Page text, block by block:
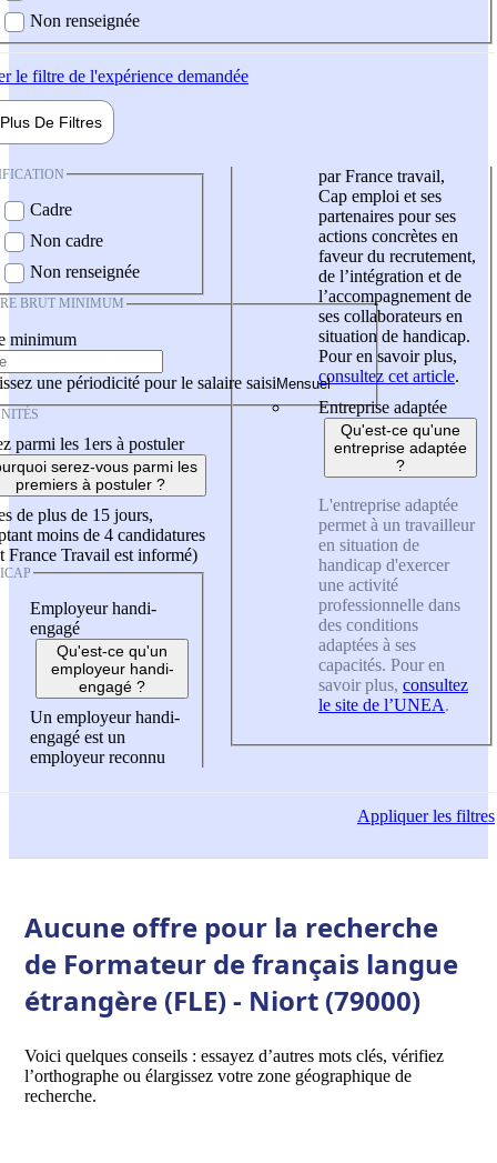
Non renseignée
le filtre de l'expérience demandée
Plus De Filtres
Cadre
Non cadre
Non renseignée
BRUT MINIMUM
minimum
une périodicité pour le salaire saisi
parmi les 1ers à postuler
serez-vous parmi les
premiers à postuler ?
de plus de 15 jours,
moins de 4 candidatures
France Travail est informé)
Employeur handi-
engagé
Qu'est-ce qu'un
employeur handi-
engagé ?
Un employeur handi-
engagé est un
employeur reconnu
par France travail,
Cap emploi et ses
partenaires pour ses
actions concrètes en
faveur du recrutement,
de l’intégration et de
l’accompagnement de
ses collaborateurs en
situation de handicap.
Pour en savoir plus,
consultez cet article.
Entreprise adaptée
Qu'est-ce qu'une
entreprise adaptée
?
L'entreprise adaptée
permet à un travailleur
en situation de
handicap d'exercer
une activité
professionnelle dans
des conditions
adaptées à ses
capacités. Pour en
savoir plus, consultez
le site de l’UNEA.
Appliquerles filtres
Aucune offre pour la recherche
de Formateur de français langue
étrangère (FLE) - Niort (79000)
Voici quelques conseils : essayez d’autres mots clés, vérifiez
l’orthographe ou élargissez votre zone géographique de
recherche.